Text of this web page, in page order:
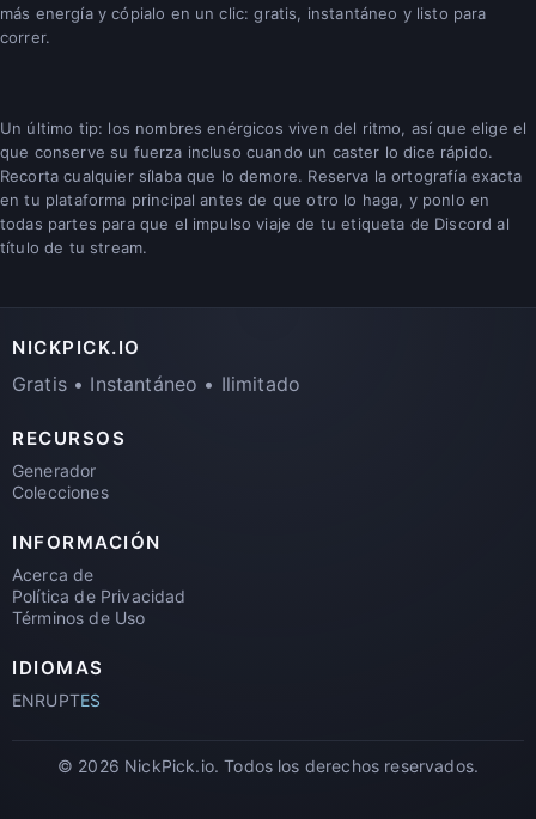
más energía y cópialo en un clic: gratis, instantáneo y listo para
correr.
Un último tip: los nombres enérgicos viven del ritmo, así que elige el
que conserve su fuerza incluso cuando un caster lo dice rápido.
Recorta cualquier sílaba que lo demore. Reserva la ortografía exacta
en tu plataforma principal antes de que otro lo haga, y ponlo en
todas partes para que el impulso viaje de tu etiqueta de Discord al
título de tu stream.
NICKPICK.IO
Gratis • Instantáneo • Ilimitado
RECURSOS
Generador
Colecciones
INFORMACIÓN
Acerca de
Política de Privacidad
Términos de Uso
IDIOMAS
ENRUPTES
© 2026 NickPick.io. Todos los derechos reservados.